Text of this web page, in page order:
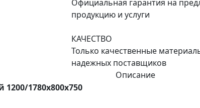
Официальная гарантия на
продукцию и услуги
КАЧЕСТВО
Только качественные
надежных поставщиков
1780х800х750
Описание